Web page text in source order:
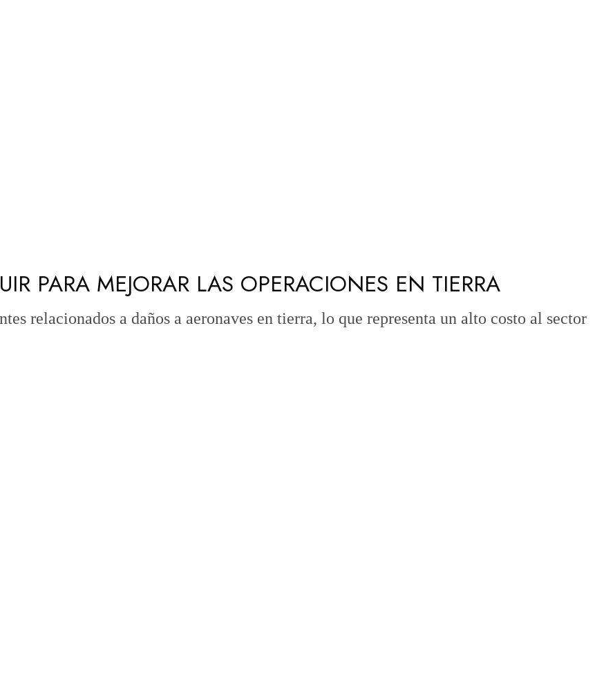
PARA MEJORAR LAS OPERACIONES EN TIERRA
relacionados a daños a aeronaves en tierra, lo que representa un alto costo al sector